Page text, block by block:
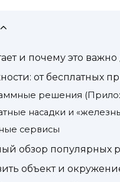
и почему это
от бесплатных
решения
насадки и
сервисы
обзор популярных
объект и